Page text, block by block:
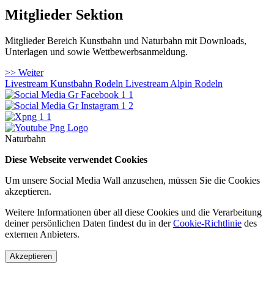
Mitglieder Sektion
Mitglieder Bereich Kunstbahn und Naturbahn mit Downloads,
Unterlagen und sowie Wettbewerbsanmeldung.
>> Weiter
Livestream Kunstbahn Rodeln Livestream Alpin Rodeln
Naturbahn
Diese Webseite verwendet Cookies
Um unsere Social Media Wall anzusehen, müssen Sie die Cookies
akzeptieren.
Weitere Informationen über all diese Cookies und die Verarbeitung
deiner persönlichen Daten findest du in derCookie-Richtlinie des
externen Anbieters.
Akzeptieren